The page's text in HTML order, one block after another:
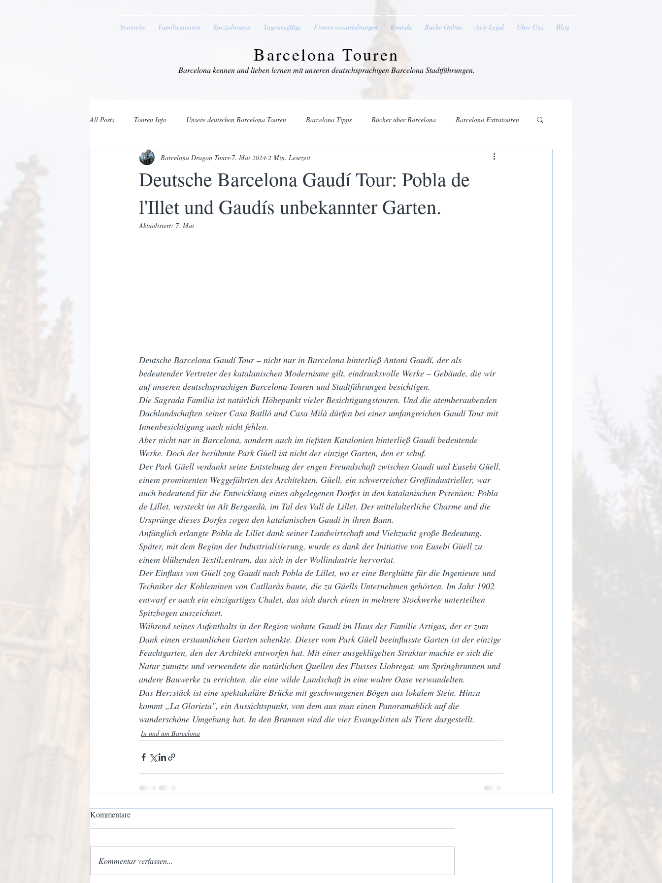
Startseite Familientouren Spezialtouren Tagesausflüge Firmenveranstaltungen Kontakt Buche Online Avís Legal Über Uns Blog
Barcelona Touren
Barcelona kennen und lieben lernen mit unseren deutschsprachigen Barcelona Stadtführungen.
All Posts Touren Info Unsere deutschen Barcelona Touren Barcelona Tipps Bücher über Barcelona Barcelona Extratouren
Barcelona Sehenswürdigkeiten In und um Barcelona Kulinarisches
Deutsche Barcelona Gaudí Tour: Pobla de
l'Illet und Gaudís unbekannter Garten.
Barcelona Dragon Tours 7. Mai 2024 2 Min. Lesezeit
Aktualisiert: 7. Mai
Deutsche Barcelona Gaudí Tour – nicht nur in Barcelona hinterließ Antoni Gaudí, der als
bedeutender Vertreter des katalanischen Modernisme gilt, eindrucksvolle Werke – Gebäude, die wir
auf unseren deutschsprachigen Barcelona Touren und Stadtführungen besichtigen.
Die Sagrada Família ist natürlich Höhepunkt vieler Besichtigungstouren. Und die atemberaubenden
Dachlandschaften seiner Casa Batlló und Casa Milà dürfen bei einer umfangreichen Gaudí Tour mit
Innenbesichtigung auch nicht fehlen.
Aber nicht nur in Barcelona, sondern auch im tiefsten Katalonien hinterließ Gaudí bedeutende
Werke. Doch der berühmte Park Güell ist nicht der einzige Garten, den er schuf.
Der Park Güell verdankt seine Entstehung der engen Freundschaft zwischen Gaudí und Eusebi Güell,
einem prominenten Weggefährten des Architekten. Güell, ein schwerreicher Großindustrieller, war
auch bedeutend für die Entwicklung eines abgelegenen Dorfes in den katalanischen Pyrenäen: Pobla
de Lillet, versteckt im Alt Berguedà, im Tal des Vall de Lillet. Der mittelalterliche Charme und die
Ursprünge dieses Dorfes zogen den katalanischen Gaudí in ihren Bann.
Anfänglich erlangte Pobla de Lillet dank seiner Landwirtschaft und Viehzucht große Bedeutung.
Später, mit dem Beginn der Industrialisierung, wurde es dank der Initiative von Eusebi Güell zu
einem blühenden Textilzentrum, das sich in der Wollindustrie hervortat.
Der Einfluss von Güell zog Gaudí nach Pobla de Lillet, wo er eine Berghütte für die Ingenieure und
Techniker der Kohleminen von Catllaràs baute, die zu Güells Unternehmen gehörten. Im Jahr 1902
entwarf er auch ein einzigartiges Chalet, das sich durch einen in mehrere Stockwerke unterteilten
Spitzbogen auszeichnet.
Während seines Aufenthalts in der Region wohnte Gaudí im Haus der Familie Artigas, der er zum
Dank einen erstaunlichen Garten schenkte. Dieser vom Park Güell beeinflusste Garten ist der einzige
Feuchtgarten, den der Architekt entworfen hat. Mit einer ausgeklügelten Struktur machte er sich die
Natur zunutze und verwendete die natürlichen Quellen des Flusses Llobregat, um Springbrunnen und
andere Bauwerke zu errichten, die eine wilde Landschaft in eine wahre Oase verwandelten.
Das Herzstück ist eine spektakuläre Brücke mit geschwungenen Bögen aus lokalem Stein. Hinzu
kommt „La Glorieta", ein Aussichtspunkt, von dem aus man einen Panoramablick auf die
wunderschöne Umgebung hat. In den Brunnen sind die vier Evangelisten als Tiere dargestellt.
In und um Barcelona
Kommentare
Kommentar verfassen...